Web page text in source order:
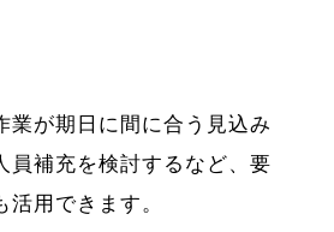
業が期日に間に合う見込み
員補充を検討するなど、要
活用できます。